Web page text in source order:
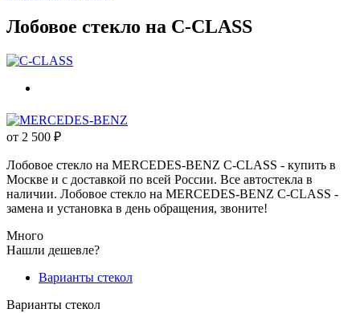
Лобовое стекло на C-CLASS
от 2 500 ₽
Лобовое стекло на MERCEDES-BENZ C-CLASS - купить в
Москве и с доставкой по всей России. Все автостекла в
наличии. Лобовое стекло на MERCEDES-BENZ C-CLASS -
замена и установка в день обращения, звоните!
Много
Нашли дешевле?
Варианты стекол
Варианты стекол